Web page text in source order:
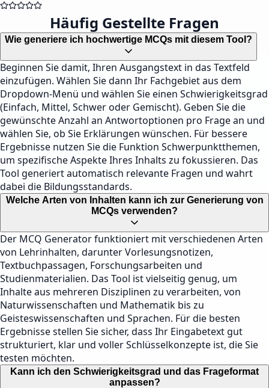
Häufig Gestellte Fragen
Wie generiere ich hochwertige MCQs mit diesem Tool?
Beginnen Sie damit, Ihren Ausgangstext in das Textfeld
einzufügen. Wählen Sie dann Ihr Fachgebiet aus dem
Dropdown-Menü und wählen Sie einen Schwierigkeitsgrad
(Einfach, Mittel, Schwer oder Gemischt). Geben Sie die
gewünschte Anzahl an Antwortoptionen pro Frage an und
wählen Sie, ob Sie Erklärungen wünschen. Für bessere
Ergebnisse nutzen Sie die Funktion Schwerpunktthemen,
um spezifische Aspekte Ihres Inhalts zu fokussieren. Das
Tool generiert automatisch relevante Fragen und wahrt
dabei die Bildungsstandards.
Welche Arten von Inhalten kann ich zur Generierung von
MCQs verwenden?
Der MCQ Generator funktioniert mit verschiedenen Arten
von Lehrinhalten, darunter Vorlesungsnotizen,
Textbuchpassagen, Forschungsarbeiten und
Studienmaterialien. Das Tool ist vielseitig genug, um
Inhalte aus mehreren Disziplinen zu verarbeiten, von
Naturwissenschaften und Mathematik bis zu
Geisteswissenschaften und Sprachen. Für die besten
Ergebnisse stellen Sie sicher, dass Ihr Eingabetext gut
strukturiert, klar und voller Schlüsselkonzepte ist, die Sie
testen möchten.
Kann ich den Schwierigkeitsgrad und das Frageformat
anpassen?